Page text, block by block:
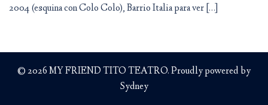
2004 (esquina con Colo Colo), Barrio Italia para ver […]
© 2026 MY FRIEND TITO TEATRO. Proudly powered by
Sydney